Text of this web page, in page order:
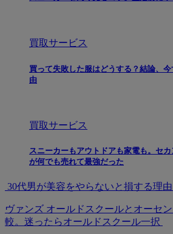
買取サービス
買って失敗した服はどうする？結論、
由
買取サービス
スニーカーもアウトドアも家電も。セ
が何でも売れて最強だった
30代男が美容をやらないと損する理由
ヴァンズ オールドスクールとオーセ
較。迷ったらオールドスクール一択